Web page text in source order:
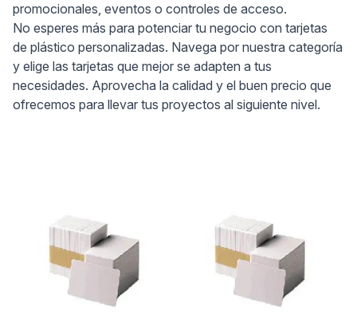
promocionales, eventos o controles de acceso.
No esperes más para potenciar tu negocio con tarjetas
de plástico personalizadas. Navega por nuestra categoría
y elige las tarjetas que mejor se adapten a tus
necesidades. Aprovecha la calidad y el buen precio que
ofrecemos para llevar tus proyectos al siguiente nivel.